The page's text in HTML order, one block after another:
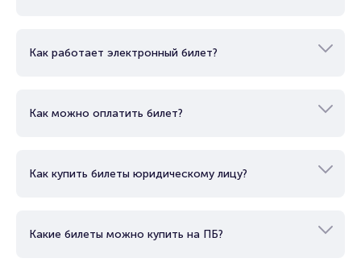
Как работает электронный билет?
Как можно оплатить билет?
Как купить билеты юридическому лицу?
Какие билеты можно купить на ПБ?